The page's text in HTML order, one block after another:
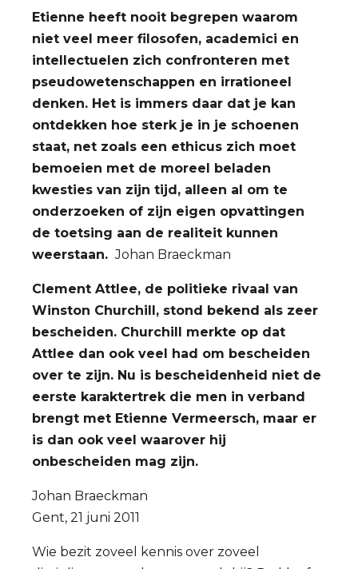
Etienne heeft nooit begrepen waarom
niet veel meer filosofen, academici en
intellectuelen zich confronteren met
pseudowetenschappen en irrationeel
denken. Het is immers daar dat je kan
ontdekken hoe sterk je in je schoenen
staat, net zoals een ethicus zich moet
bemoeien met de moreel beladen
kwesties van zijn tijd, alleen al om te
onderzoeken of zijn eigen opvattingen
de toetsing aan de realiteit kunnen
weerstaan. Johan Braeckman
Clement Attlee, de politieke rivaal van
Winston Churchill, stond bekend als zeer
bescheiden. Churchill merkte op dat
Attlee dan ook veel had om bescheiden
over te zijn. Nu is bescheidenheid niet de
eerste karaktertrek die men in verband
brengt met Etienne Vermeersch, maar er
is dan ook veel waarover hij
onbescheiden mag zijn.
Johan Braeckman
Gent, 21 juni 2011
Wie bezit zoveel kennis over zoveel